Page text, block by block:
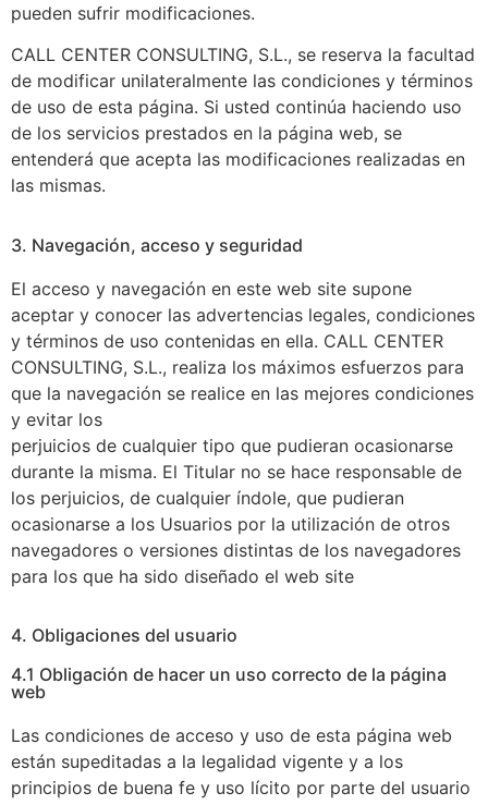
pueden sufrir modificaciones.
CALL CENTER CONSULTING, S.L., se reserva la facultad
de modificar unilateralmente las condiciones y términos
de uso de esta página. Si usted continúa haciendo uso
de los servicios prestados en la página web, se
entenderá que acepta las modificaciones realizadas en
las mismas.
3. Navegación, acceso y seguridad
El acceso y navegación en este web site supone
aceptar y conocer las advertencias legales, condiciones
y términos de uso contenidas en ella. CALL CENTER
CONSULTING, S.L., realiza los máximos esfuerzos para
que la navegación se realice en las mejores condiciones
y evitar los
perjuicios de cualquier tipo que pudieran ocasionarse
durante la misma. El Titular no se hace responsable de
los perjuicios, de cualquier índole, que pudieran
ocasionarse a los Usuarios por la utilización de otros
navegadores o versiones distintas de los navegadores
para los que ha sido diseñado el web site
4. Obligaciones del usuario
4.1 Obligación de hacer un uso correcto de la página
web
Las condiciones de acceso y uso de esta página web
están supeditadas a la legalidad vigente y a los
principios de buena fe y uso lícito por parte del usuario